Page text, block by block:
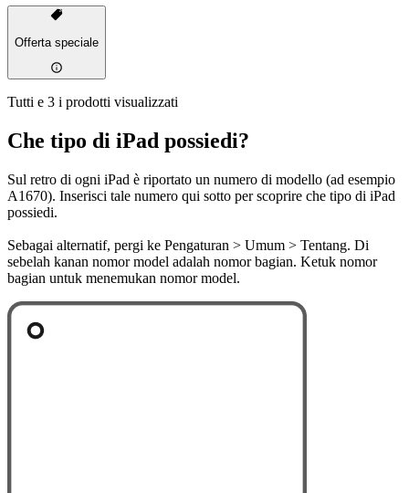
Offerta speciale
Tutti e 3 i prodotti visualizzati
Che tipo di iPad possiedi?
Sul retro di ogni iPad è riportato un numero di modello (ad esempio
A1670). Inserisci tale numero qui sotto per scoprire che tipo di iPad
possiedi.
Sebagai alternatif, pergi ke Pengaturan > Umum > Tentang. Di
sebelah kanan nomor model adalah nomor bagian. Ketuk nomor
bagian untuk menemukan nomor model.